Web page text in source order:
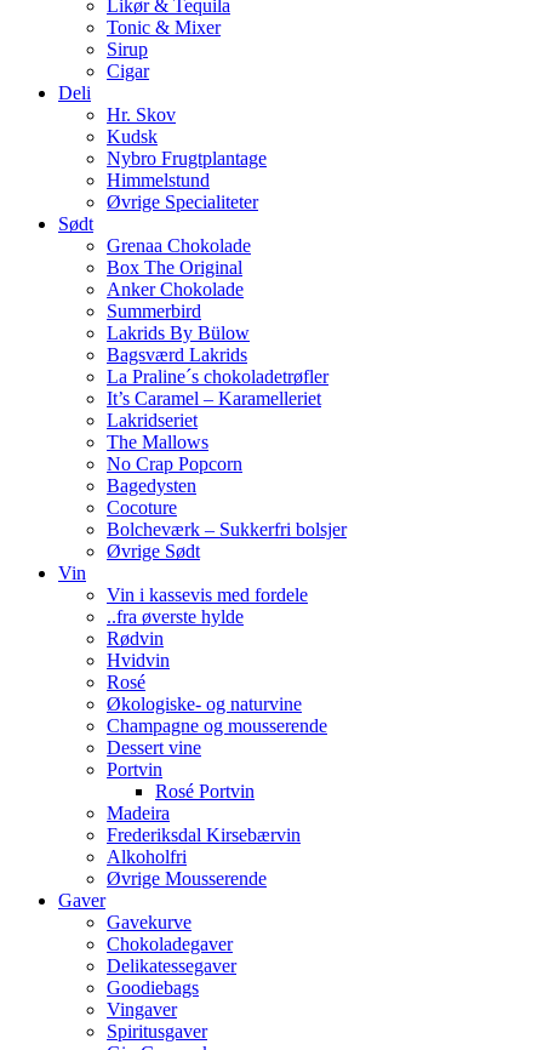
Likør & Tequila
Tonic & Mixer
Sirup
Cigar
Deli
Hr. Skov
Kudsk
Nybro Frugtplantage
Himmelstund
Øvrige Specialiteter
Sødt
Grenaa Chokolade
Box The Original
Anker Chokolade
Summerbird
Lakrids By Bülow
Bagsværd Lakrids
La Praline´s chokoladetrøfler
It’s Caramel – Karamelleriet
Lakridseriet
The Mallows
No Crap Popcorn
Bagedysten
Cocoture
Bolcheværk – Sukkerfri bolsjer
Øvrige Sødt
Vin
Vin i kassevis med fordele
..fra øverste hylde
Rødvin
Hvidvin
Rosé
Økologiske- og naturvine
Champagne og mousserende
Dessert vine
Portvin
Rosé Portvin
Madeira
Frederiksdal Kirsebærvin
Alkoholfri
Øvrige Mousserende
Gaver
Gavekurve
Chokoladegaver
Delikatessegaver
Goodiebags
Vingaver
Spiritusgaver